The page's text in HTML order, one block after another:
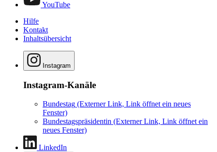
YouTube
Hilfe
Kontakt
Inhaltsübersicht
Instagram
Instagram-Kanäle
Bundestag (Externer Link, Link öffnet ein neues
Fenster)
Bundestagspräsidentin (Externer Link, Link öffnet ein
neues Fenster)
LinkedIn